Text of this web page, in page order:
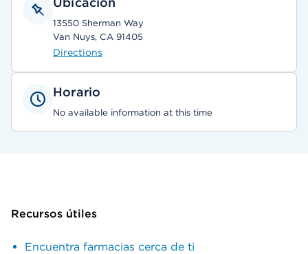
13550 Sherman Way
Van Nuys, CA 91405
Directions
Horario
No available information at this time
Recursos útiles
Encuentra farmacias cerca de ti